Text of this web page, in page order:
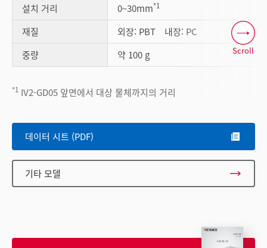
설치 거리
0~30mm*1
재질
외장: PBT 내장: PC
중량
약 100 g
*1 IV2-GD05 앞면에서 대상 물체까지의 거리
Scroll
데이터 시트 (PDF)
기타 모델